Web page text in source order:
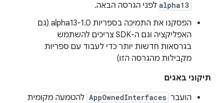
alpha13 לפני הגרסה הבאה.
הפסקנו את התמיכה בספריות 1.0-alpha13 (גם
האפליקציה וגם ה-SDK צריכים להשתמש
בגרסאות חדשות יותר כדי לעבוד עם ספריות
מקבילות מהגרסה הזו)
תיקוני באגים
הועבר AppOwnedInterfaces להטמעה מקומית